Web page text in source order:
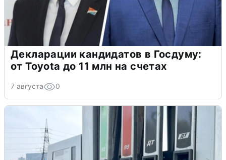
Декларации кандидатов в Госдуму:
от Toyota до 11 млн на счетах
7 августа 0